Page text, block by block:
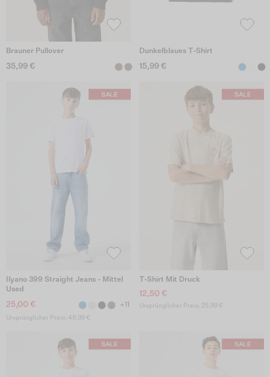
Brauner Pullover
35,99 €
Dunkelblaues T-Shirt
15,99 €
Ilyano 399 Straight Jeans - Mittel
Used
25,00 € +11
Ursprünglicher Preis: 49,99 €
T-Shirt Mit Druck
12,50 €
Ursprünglicher Preis: 25,99 €